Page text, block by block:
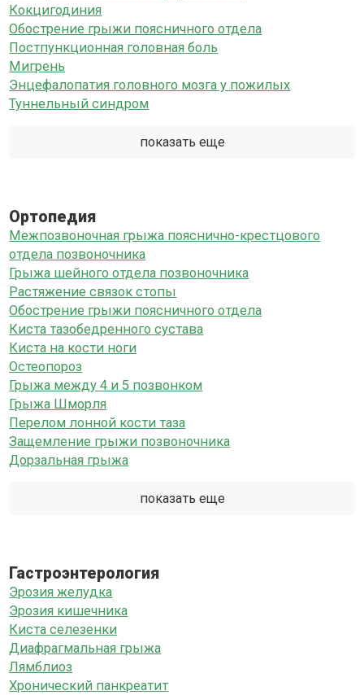
Кокцигодиния
Обострение грыжи поясничного отдела
Постпункционная головная боль
Мигрень
Энцефалопатия головного мозга у пожилых
Туннельный синдром
показать еще
Ортопедия
Межпозвоночная грыжа пояснично-крестцового
отдела позвоночника
Грыжа шейного отдела позвоночника
Растяжение связок стопы
Обострение грыжи поясничного отдела
Киста тазобедренного сустава
Киста на кости ноги
Остеопороз
Грыжа между 4 и 5 позвонком
Грыжа Шморля
Перелом лонной кости таза
Защемление грыжи позвоночника
Дорзальная грыжа
показать еще
Гастроэнтерология
Эрозия желудка
Эрозия кишечника
Киста селезенки
Диафрагмальная грыжа
Лямблиоз
Хронический панкреатит